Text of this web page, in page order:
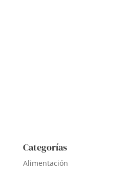
Categorías
Alimentación